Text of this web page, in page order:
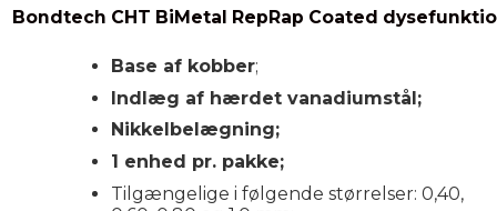
Bondtech CHT BiMetal RepRap Coated
Base af kobber;
Indlæg af hærdet vanadiumstål;
Nikkel belægning;
1 enhed pr. pakke;
Tilgængelige i følgende størrelser: 0,40,